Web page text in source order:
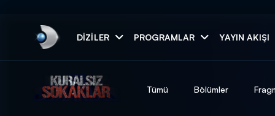
DIZILER PROGRAMLAR YAYIN AKIŞI
Tümü Bölümler